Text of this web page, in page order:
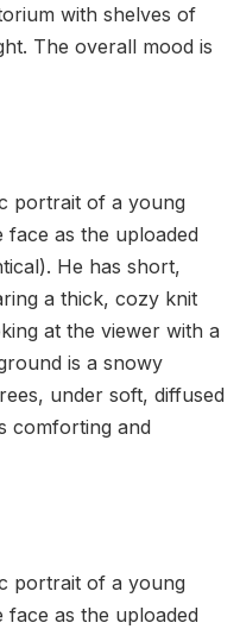
with shelves of
The overall mood is
portrait of a young
face as the uploaded
He has short,
a thick, cozy knit
at the viewer with a
is a snowy
under soft, diffused
comforting and
portrait of a young
face as the uploaded